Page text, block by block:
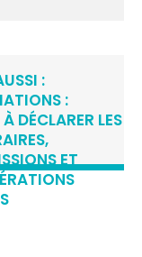
:
:
À DÉCLARER LES
ET